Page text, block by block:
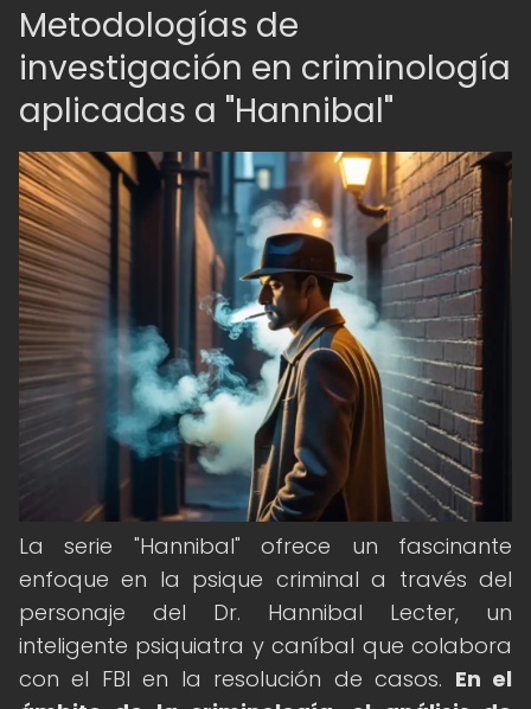
Metodologías de
investigación en criminología
aplicadas a "Hannibal"
La serie "Hannibal" ofrece un fascinante
enfoque en la psique criminal a través del
personaje del Dr. Hannibal Lecter, un
inteligente psiquiatra y caníbal que colabora
con el FBI en la resolución de casos. En el